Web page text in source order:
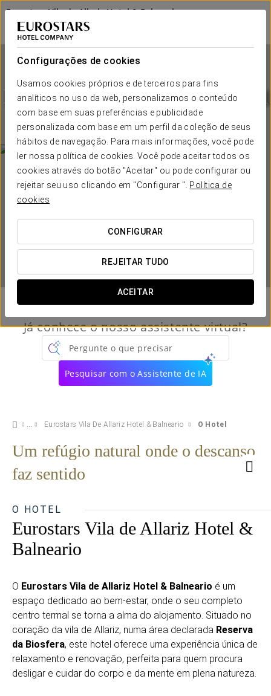
Configurações de cookies
Usamos cookies próprios e de terceiros para fins
analíticos no uso da web, personalizamos o conteúdo
com base em suas preferências e publicidade
personalizada com base em um perfil da coleção de seus
hábitos de navegação. Para mais informações, você pode
ler nossa política de cookies. Você pode aceitar todos os
cookies através do botão "Aceitar" ou pode configurar ou
rejeitar seu uso clicando em "Configurar ". Política de
cookies
CONFIGURAR
REJEITAR TUDO
ACEITAR
Eurostars Vila de Allariz Hotel & Balneario
OURENSE - ALLARIZ
Eurostars Vila de Allariz Hotel
& Balneario
OURENSE - ALLARIZ
QUANDO QUER IR?
Já conhece o nosso assistente virtual?
Pergunte o que precisar
Pesquisar com o Assistente de IA
Eurostars Vila De Allariz Hotel & Balneario O Hotel
Um refúgio natural onde o descanso
faz sentido
O HOTEL
Eurostars Vila de Allariz Hotel &
Balneario
O Eurostars Vila de Allariz Hotel & Balneario é um
espaço dedicado ao bem-estar, onde o seu completo
centro termal se torna a alma do alojamento. Situado no
coração da vila de Allariz, numa área declarada Reserva
da Biosfera, este hotel oferece uma experiência única de
relaxamento e renovação, perfeita para quem procura
desligar e cuidar do corpo e da mente em plena natureza.